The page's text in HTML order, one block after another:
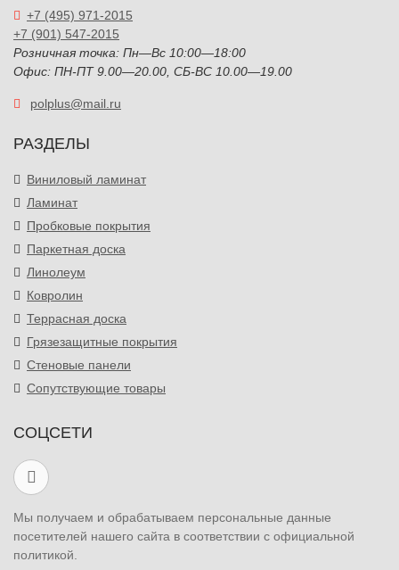
+7 (495) 971-2015
+7 (901) 547-2015
Розничная точка: Пн—Вс 10:00—18:00
Офис: ПН-ПТ 9.00—20.00, СБ-ВС 10.00—19.00
polplus@mail.ru
РАЗДЕЛЫ
Виниловый ламинат
Ламинат
Пробковые покрытия
Паркетная доска
Линолеум
Ковролин
Террасная доска
Грязезащитные покрытия
Стеновые панели
Сопутствующие товары
СОЦСЕТИ
Мы получаем и обрабатываем персональные данные
посетителей нашего сайта в соответствии с официальной
политикой.